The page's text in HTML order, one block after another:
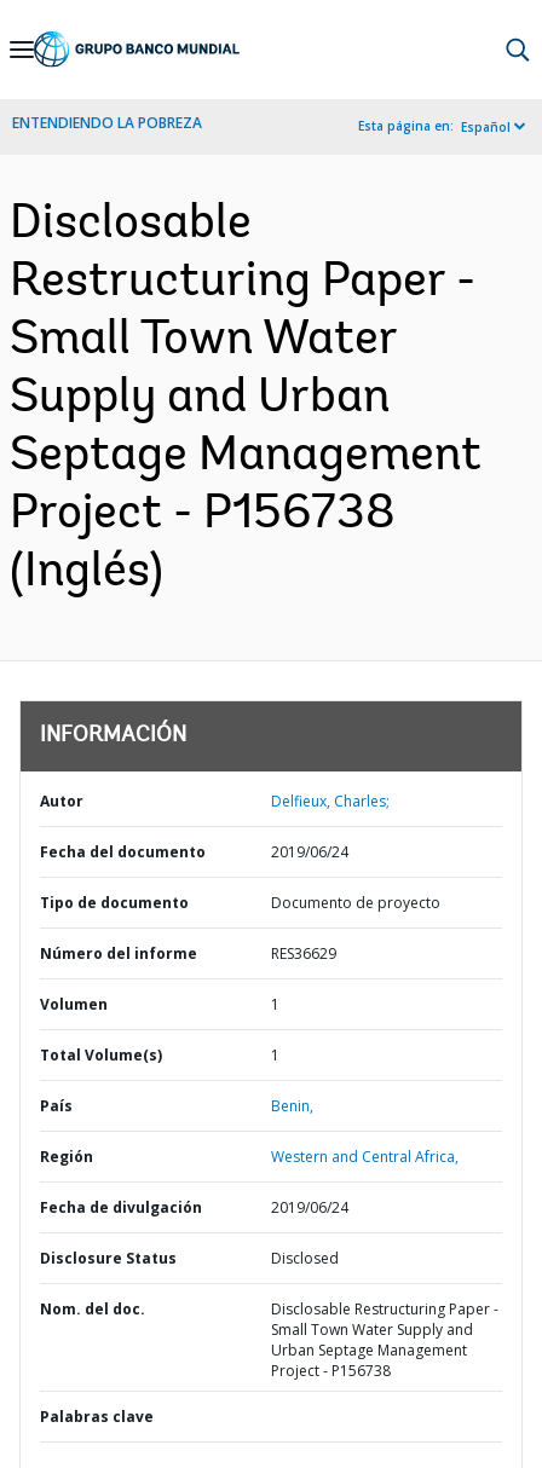
Skip
Navigation
ENTENDIENDO LA POBREZA Esta página en: Español
Disclosable
Restructuring Paper -
Small Town Water
Supply and Urban
Septage Management
Project - P156738
(Inglés)
INFORMACIÓN
Autor Delfieux, Charles;
Fecha del documento 2019/06/24
Tipo de documento Documento de proyecto
Número del informe RES36629
Volumen 1
Total Volume(s) 1
País Benin,
Región Western and Central Africa,
Fecha de divulgación 2019/06/24
Disclosure Status Disclosed
Nom. del doc.
Disclosable Restructuring Paper -
Small Town Water Supply and
Urban Septage Management
Project - P156738
Palabras clave